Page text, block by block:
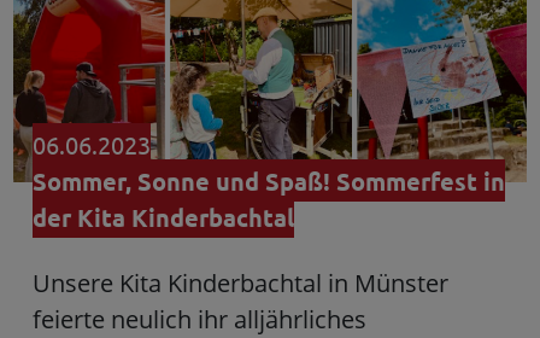
06.06.2023
Sommer, Sonne und Spaß! Sommerfest in
der Kita Kinderbachtal
Unsere Kita Kinderbachtal in Münster
feierte neulich ihr alljährliches